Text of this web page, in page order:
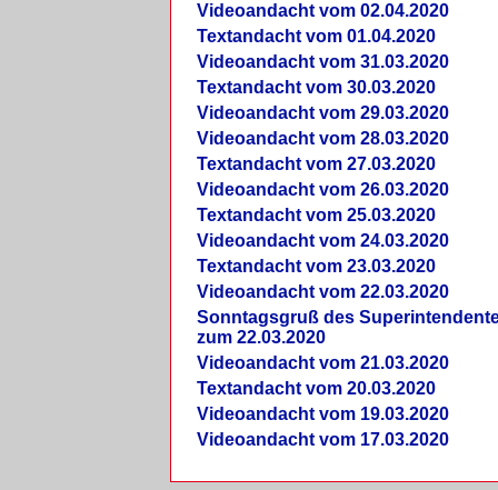
Videoandacht vom 02.04.2020
Textandacht vom 01.04.2020
Videoandacht vom 31.03.2020
Textandacht vom 30.03.2020
Videoandacht vom 29.03.2020
Videoandacht vom 28.03.2020
Textandacht vom 27.03.2020
Videoandacht vom 26.03.2020
Textandacht vom 25.03.2020
Videoandacht vom 24.03.2020
Textandacht vom 23.03.2020
Videoandacht vom 22.03.2020
Sonntagsgruß des
zum 22.03.2020
Videoandacht vom 21.03.2020
Textandacht vom 20.03.2020
Videoandacht vom 19.03.2020
Videoandacht vom 17.03.2020